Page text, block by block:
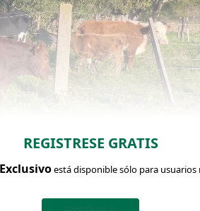
REGISTRESE GRATIS
Exclusivoestá disponible sólo para